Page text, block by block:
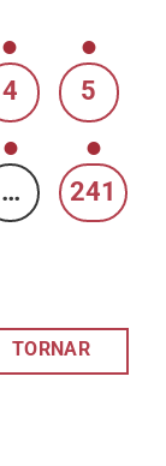
4 5
… 241
TORNAR